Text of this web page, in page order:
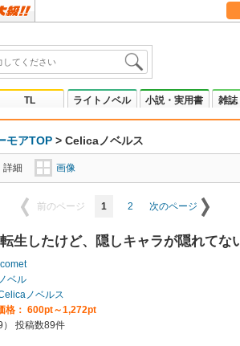
TL ライトノベル 小説・実用書 雑誌
モアTOP > Celicaノベルス
詳細 画像
前のページ 1 2 次のページ
生したけど、隠しキャラが隠れてな
comet
ベル
ノベルス
格： 600pt～1,272pt
） 投稿数89件